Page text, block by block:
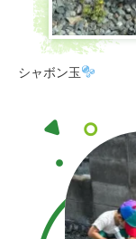
シャボン玉